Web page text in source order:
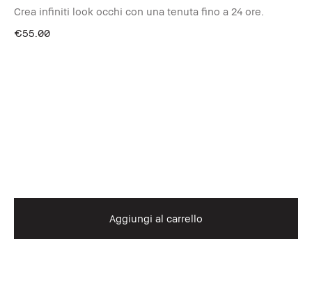
Crea infiniti look occhi con una tenuta fino a 24 ore.
€55.00
Aggiungi al carrello